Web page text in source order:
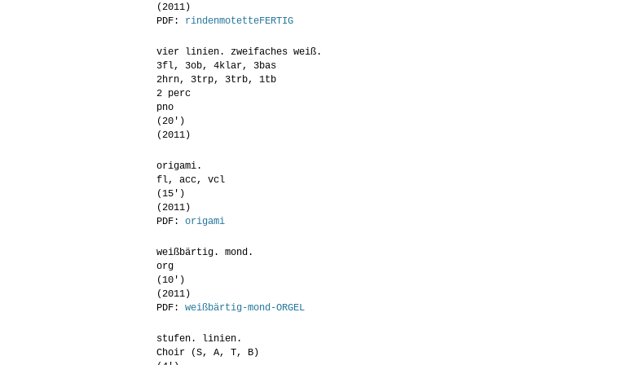
(2011)
PDF: rindenmotetteFERTIG
vier linien. zweifaches weiß.
3fl, 3ob, 4klar, 3bas
2hrn, 3trp, 3trb, 1tb
2 perc
pno
(20′)
(2011)
origami.
fl, acc, vcl
(15′)
(2011)
PDF: origami
weißbärtig. mond.
org
(10′)
(2011)
PDF: weißbärtig-mond-ORGEL
stufen. linien.
Choir (S, A, T, B)